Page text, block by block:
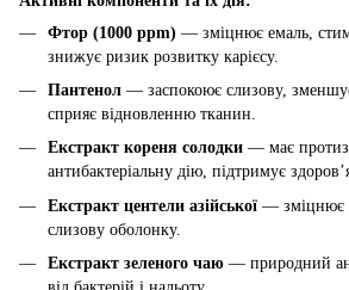
Фтор (1000 ppm) — зміцнює емаль,
знижує ризик розвитку карієсу.
Пантенол — заспокоює слизову,
сприяє відновленню тканин.
Екстракт кореня солодки — має
антибактеріальну дію, підтримує
Екстракт центели азійської — зміцнює
слизову оболонку.
Екстракт зеленого чаю — природний